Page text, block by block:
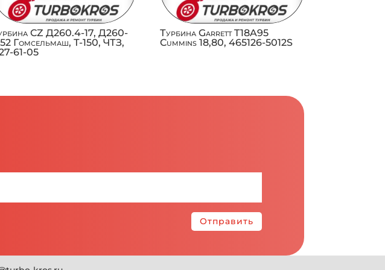
CZ Д260.4-17, Д260-
Гомсельмаш, Т-150, ЧТЗ,
61-05
Турбина Garrett T18A95
Cummins 18,80, 465126-5012S
Отправить